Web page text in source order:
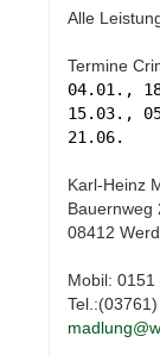
Alle
Termine
04.01.,
15.03.,
21.06.
Karl-Heinz
Bauernweg
08412
Mobil: